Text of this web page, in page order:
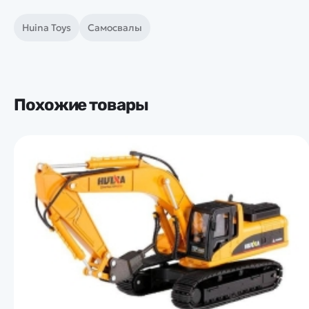
Huina Toys Самосвалы
Похожие товары